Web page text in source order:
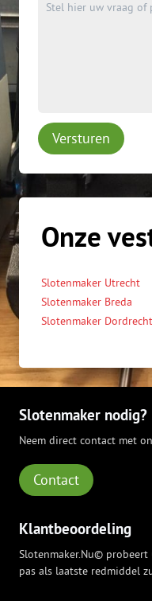
Versturen
Onze
Slotenmaker Utrecht
Slotenmaker Breda
Slotenmaker Dordrecht
Slotenmaker nodig?
Neem direct contact met
Contact
Klantbeoordeling
Slotenmaker.Nu© probeert
pas als laatste redmiddel